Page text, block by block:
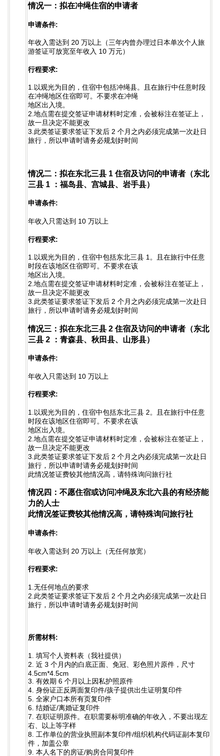
情况一：拟在冲绳住宿的申请者
申请条件:
年收入需达到 20 万以上（三年内曾办理过日本单次个人旅
游签证可放宽至年收入 10 万元）
行程要求:
1.以观光为目的，住宿中包括冲绳县。且在旅行中任意时段
在冲绳地区住宿即可。不要求在冲绳
地区出入境。
2.地点需在提交签证申请材料时定准，会被标注在签证上，
故一旦决定不能更改
3.此类签证要求签证下发后 2 个月之内必须完成第一次赴日
旅行，所以申请时请务必规划好时间
情况二：拟在东北三县 1 住宿及访问的申请者（东北
三县 1 ：福岛县、宫城县、岩手县）
申请条件:
年收入只需达到 10 万以上
行程要求:
1.以观光为目的，住宿中包括东北三县 1。且在旅行中任意
时段在该地区住宿即可。不要求在该
地区出入境。
2.地点需在提交签证申请材料时定准，会被标注在签证上，
故一旦决定不能更改
3.此类签证要求签证下发后 2 个月之内必须完成第一次赴日
旅行，所以申请时请务必规划好时间
情况三：拟在东北三县 2 住宿及访问的申请者（东北
三县 2 ：青森县、秋田县、山形县）
申请条件:
年收入只需达到 10 万以上
行程要求:
1.以观光为目的，住宿中包括东北三县 2。且在旅行中任意
时段在该地区住宿即可。不要求在该
地区出入境。
2.地点需在提交签证申请材料时定准，会被标注在签证上，
故一旦决定不能更改
3.此类签证要求签证下发后 2 个月之内必须完成第一次赴日
旅行，所以申请时请务必规划好时间
此情况签证费较其他情况高，请特殊询问旅行社
情况四：不愿住宿或访问冲绳及东北六县的有经济能
力的人士
此情况签证费较其他情况高，请特殊询问旅行社
申请条件:
年收入需达到 20 万以上（无任何放宽）
行程要求:
1.无任何地点的要求
2.此类签证要求签证下发后 2 个月之内必须完成第一次赴日
旅行，所以申请时请务必规划好时间
所需材料:
1. 填写个人资料表（我社提供）
2. 近 3 个月内的白底正面、免冠、彩色照片原件，尺寸
4.5cm*4.5cm
3. 有效期 6 个月以上因私护照原件
4. 身份证正反两面复印件/孩子提供出生证明复印件
5. 全家户口本所有页复印件
6. 结婚证/离婚证复印件
7. 在职证明原件。在职需要标明准确的年收入，不要出现左
右、以上等字样
8. 工作单位的营业执照副本复印件/组织机构代码证副本复印
件，加盖公章
9. 本人名下的房证/购房合同复印件